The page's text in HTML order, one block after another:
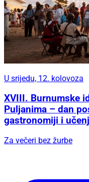
U srijedu, 12. kolovoza
XVIII. Burnumske
Puljanima – dan
gastronomiji i
Za večeri bez žurbe